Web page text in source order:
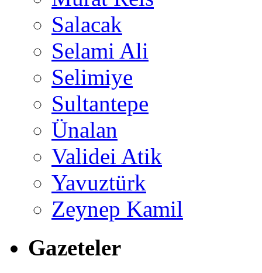
Salacak
Selami Ali
Selimiye
Sultantepe
Ünalan
Validei Atik
Yavuztürk
Zeynep Kamil
Gazeteler